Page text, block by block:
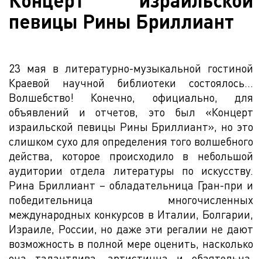
певицы Рины Бриллиант
23 мая в литературно-музыкальной гостиной
Краевой научной библиотеки состоялось…
Волшебство! Конечно, официально, для
объявлений и отчетов, это был «Концерт
израильской певицы Рины Бриллиант», но это
слишком сухо для определения того волшебного
действа, которое происходило в небольшой
аудитории отдела литературы по искусству.
Рина Бриллиант – обладательница Гран-при и
победительница многочисленных
международных конкурсов в Италии, Болгарии,
Израиле, России, но даже эти регалии не дают
возможность в полной мере оценить, насколько